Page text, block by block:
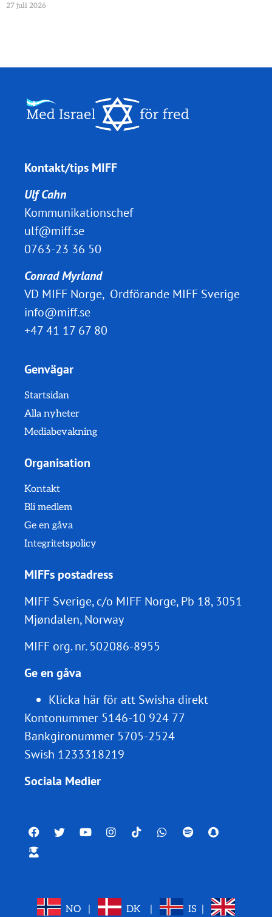
27 juli 2026
Kontakt/tips MIFF
Ulf Cahn
Kommunikationschef
ulf@miff.se
0763-23 36 50
Conrad Myrland
VD MIFF Norge, Ordförande MIFF Sverige
info@miff.se
+47 41 17 67 80
Genvägar
Startsidan
Alla nyheter
Mediabevakning
Organisation
Kontakt
Bli medlem
Ge en gåva
Integritetspolicy
MIFFs postadress
MIFF Sverige, c/o MIFF Norge, Pb 18, 3051
Mjøndalen, Norway
MIFF org. nr.502086-8955
Ge en gåva
Klicka här för att Swisha direkt
Kontonummer 5146-10 924 77
Bankgironummer 5705-2524
Swish 1233318219
Sociala Medier
NO DK IS